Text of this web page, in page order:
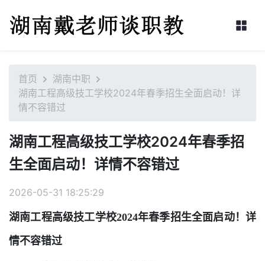
首页
湖南中职
湖南工程高级技工学校2024年春季招生全面启动！详
情不容错过
湖南工程高级技工学校2024年春季招
生全面启动！详情不容错过
2026-05-31 18:25:29
湖南工程高级技工学校2024年春季招生全面启动！详
情不容错过